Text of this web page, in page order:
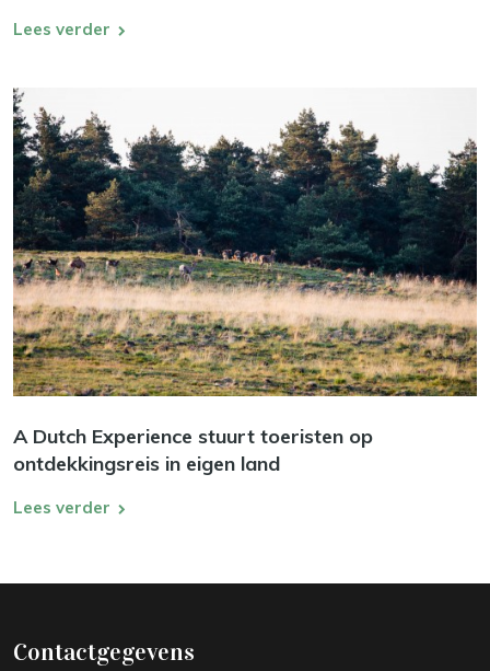
Lees verder
A Dutch Experience stuurt toeristen op
ontdekkingsreis in eigen land
Lees verder
Contactgegevens